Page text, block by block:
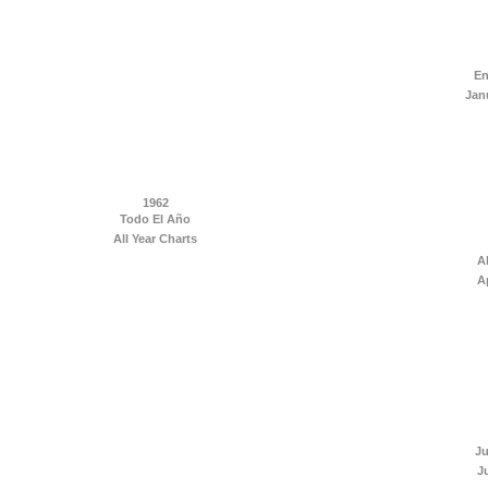
1962
Todo El Año
All Year Charts